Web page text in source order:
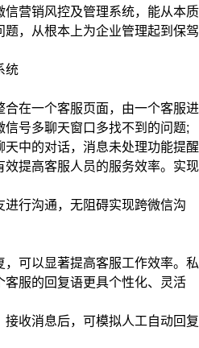
营销风控及管理系统，能从本质
题，从根本上为企业管理起到保驾
统
在一个客服页面，由一个客服进
号多聊天窗口多找不到的问题;
天中的对话，消息未处理功能提醒
提高客服人员的服务效率。实现
行沟通，无阻碍实现跨微信沟
可以显著提高客服工作效率。私
服的回复语更具个性化、灵活
收消息后，可模拟人工自动回复